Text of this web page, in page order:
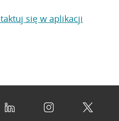
się w aplikacji